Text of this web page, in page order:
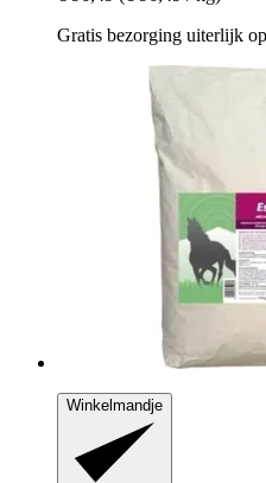
Gratis bezorging uiterlijk
Winkelmandje